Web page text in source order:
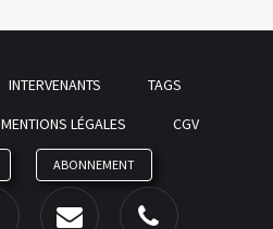
INTERVENANTS
TAGS
MENTIONS LÉGALES CGV
ABONNEMENT